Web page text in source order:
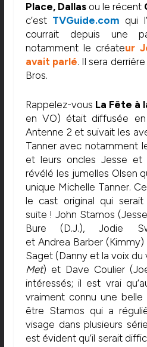
Place, Dallasou le récent
c’est TVGuide.com qui
courrait depuis une
notamment le créateur
avait parlé. Il sera
Bros.
Rappelez-vous La Fête à
en VO) était diffusée en
Antenne 2 et suivait les
Tanner avec notamment
et leurs oncles Jesse et
révélé les jumelles Olsen
unique Michelle Tanner.
le cast original qui
suite ! John Stamos
Bure (D.J.), Jodie
et Andrea Barber
Saget (Danny et la voix du
Met) et Dave Coulier
intéressés; il est vrai
vraiment connu une
être Stamos qui a
visage dans plusieurs
est évident qu’il serait